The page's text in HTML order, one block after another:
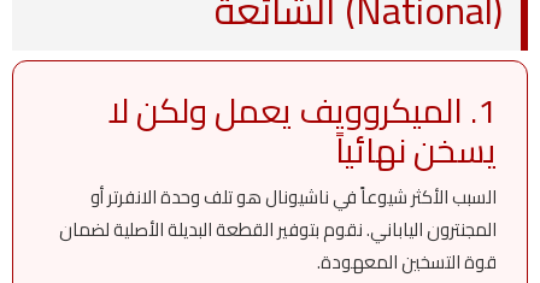
1. الميكروويف يعمل ولكن لا
يسخن نهائياً
السبب الأكثر شيوعاً في ناشيونال هو تلف وحدة الانفرتر أو
المجنترون الياباني. نقوم بتوفير القطعة البديلة الأصلية لضمان
قوة التسخين المعهودة.